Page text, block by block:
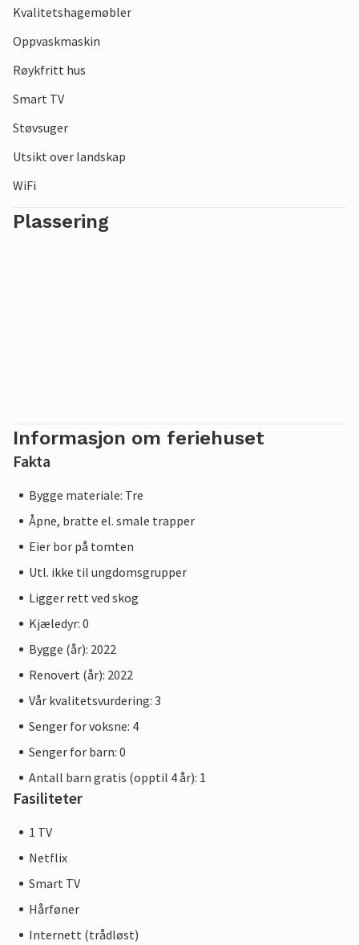
Kvalitetshagemøbler
Oppvaskmaskin
Røykfritt hus
Smart TV
Støvsuger
Utsikt over landskap
WiFi
Plassering
Informasjon om feriehuset
Fakta
Bygge materiale: Tre
Åpne, bratte el. smale trapper
Eier bor på tomten
Utl. ikke til ungdomsgrupper
Ligger rett ved skog
Kjæledyr: 0
Bygge (år): 2022
Renovert (år): 2022
Vår kvalitetsvurdering: 3
Senger for voksne: 4
Senger for barn: 0
Antall barn gratis (opptil 4 år): 1
Fasiliteter
1 TV
Netflix
Smart TV
Hårføner
Internett (trådløst)